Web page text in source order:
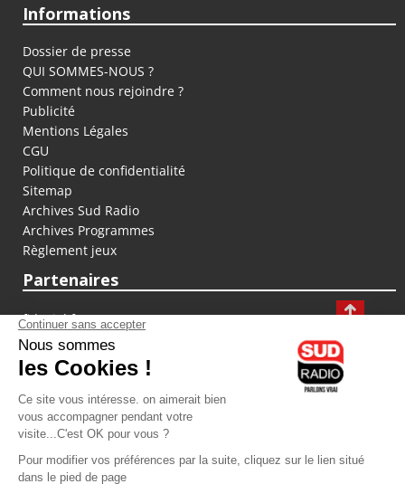
Informations
Dossier de presse
QUI SOMMES-NOUS ?
Comment nous rejoindre ?
Publicité
Mentions Légales
CGU
Politique de confidentialité
Sitemap
Archives Sud Radio
Archives Programmes
Règlement jeux
Partenaires
fiducial.fr
lyoncapitale.fr
olympique-et-lyonnais.com
L'application Iphone / Android
Téléchargez l'application